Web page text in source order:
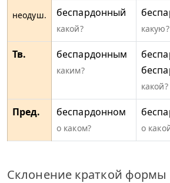
неодуш. беспардонный
какой? какую?
Тв. беспардонным
каким?
какой?
Пред. беспардонном
о каком? о
Склонение краткой формы